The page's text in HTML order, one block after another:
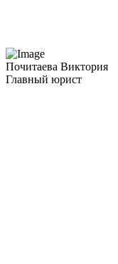
Почитаева Виктория
Главный юрист